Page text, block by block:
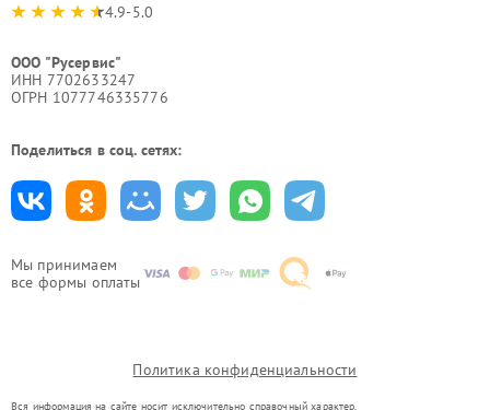
Мы принимаем
все формы оплаты
4.9-5.0
ООО "Русервис"
ИНН 7702633247
ОГРН 1077746335776
Поделиться в соц. сетях:
Политика конфиденциальности
Вся информация на сайте носит исключительно справочный характер.